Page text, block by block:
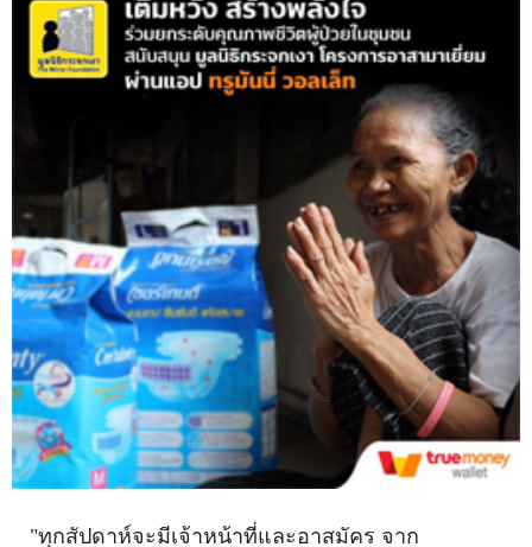
"ทุกสัปดาห์จะมีเจ้าหน้าที่และอาสมัคร จาก